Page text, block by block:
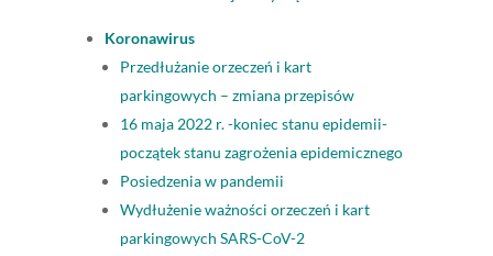
Koronawirus
Przedłużanie orzeczeń i kart
parkingowych – zmiana przepisów
16 maja 2022 r. -koniec stanu epidemii-
początek stanu zagrożenia epidemicznego
Posiedzenia w pandemii
Wydłużenie ważności orzeczeń i kart
parkingowych SARS-CoV-2